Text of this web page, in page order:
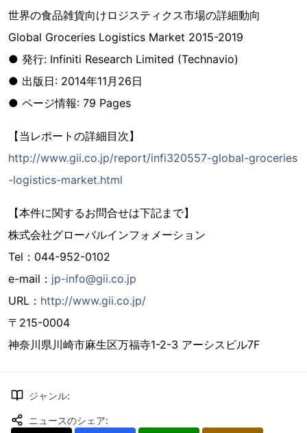
世界の食品雑貨向けロジスティクス市場の詳細動向
Global Groceries Logistics Market 2015-2019
● 発行: Infiniti Research Limited (Technavio)
● 出版日: 2014年11月26日
● ページ情報: 79 Pages
【当レポートの詳細目次】
http://www.gii.co.jp/report/infi320557-global-groceries
-logistics-market.html
【本件に関するお問合せは下記まで】
株式会社グローバルインフォメーション
Tel：044-952-0102
e-mail： jp-info@gii.co.jp
URL： http://www.gii.co.jp/
〒215-0004
神奈川県川崎市麻生区万福寺1-2-3 アーシスビル7F
ジャンル:
ニュースのシェア: